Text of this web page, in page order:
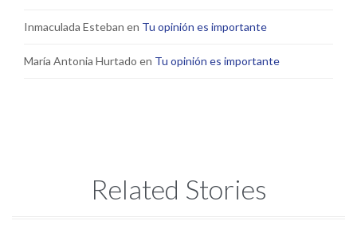
Inmaculada Esteban en Tu opinión es importante
María Antonia Hurtado en Tu opinión es importante
Related Stories